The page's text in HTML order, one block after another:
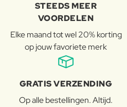
STEEDS MEER
VOORDELEN
Elke maand tot wel 20% korting
op jouw favoriete merk
GRATIS VERZENDING
Op alle bestellingen. Altijd.